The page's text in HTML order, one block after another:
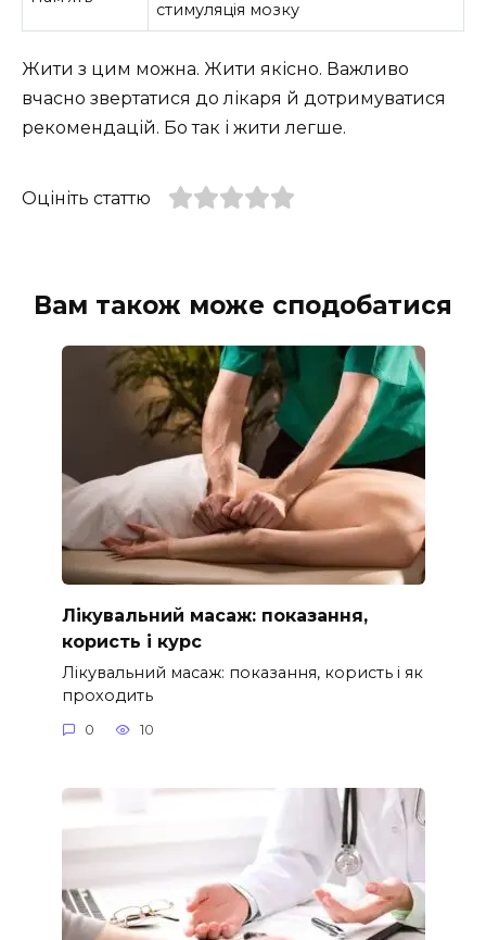
стимуляція мозку
Жити з цим можна. Жити якісно. Важливо
вчасно звертатися до лікаря й дотримуватися
рекомендацій. Бо так і жити легше.
Оцініть статтю
Вам також може сподобатися
Лікувальний масаж: показання,
користь і курс
Лікувальний масаж: показання, користь і як
проходить
0 10